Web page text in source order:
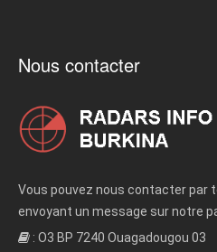
Nous contacter
Vous pouvez nous contacter par
envoyant un message sur notre
: O3 BP 7240 Ouagadougou 03